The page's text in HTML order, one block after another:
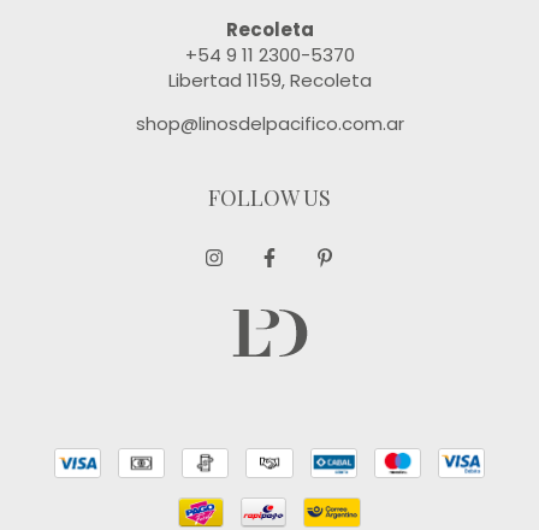
Recoleta
+54 9 11 2300-5370
Libertad 1159, Recoleta
shop@linosdelpacifico.com.ar
FOLLOW US